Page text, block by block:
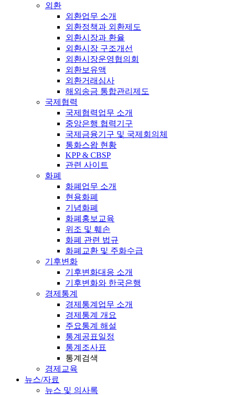
외환
외환업무 소개
외환정책과 외환제도
외환시장과 환율
외환시장 구조개선
외환시장운영협의회
외환보유액
외환거래심사
해외송금 통합관리제도
국제협력
국제협력업무 소개
중앙은행 협력기구
국제금융기구 및 국제회의체
통화스왑 현황
KPP & CBSP
관련 사이트
화폐
화폐업무 소개
현용화폐
기념화폐
화폐홍보교육
위조 및 훼손
화폐 관련 법규
화폐교환 및 주화수급
기후변화
기후변화대응 소개
기후변화와 한국은행
경제통계
경제통계업무 소개
경제통계 개요
주요통계 해설
통계공표일정
통계조사표
통계검색
경제교육
뉴스/자료
뉴스 및 의사록